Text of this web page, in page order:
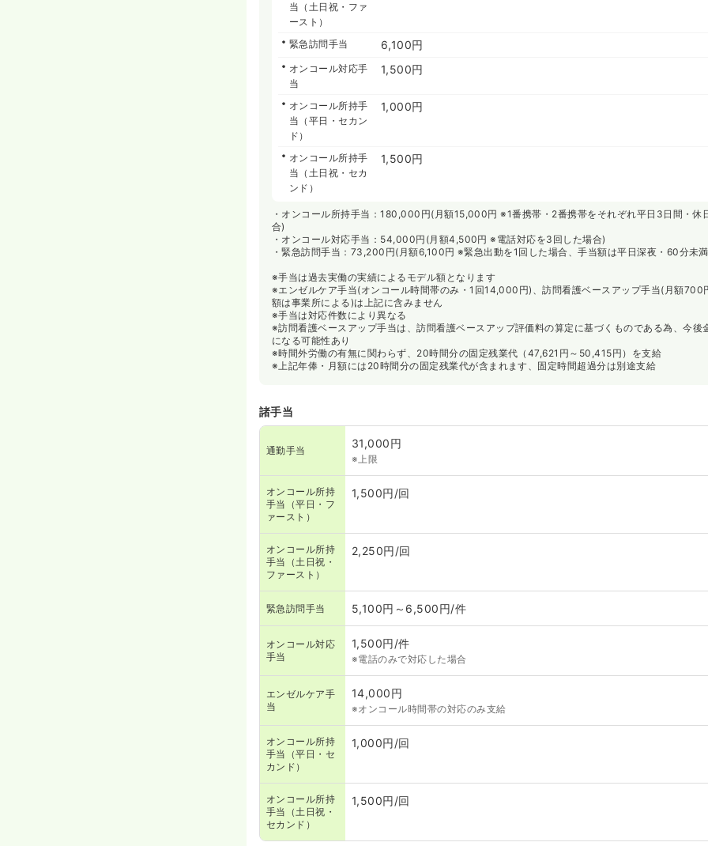
当（土日祝・ファ
ースト）
緊急訪問手当 6,100円
オンコール対応手
当
1,500円
オンコール所持手
当（平日・セカン
ド）
1,000円
オンコール所持手
当（土日祝・セカ
ンド）
1,500円
・オンコール所持手当：180,000円(月額15,000円 ※1番携帯・2番携帯をそれぞれ平日3日間・休
合)
・オンコール対応手当：54,000円(月額4,500円 ※電話対応を3回した場合)
・緊急訪問手当：73,200円(月額6,100円 ※緊急出動を1回した場合、手当額は平日深夜・60分未
※手当は過去実働の実績によるモデル額となります
※エンゼルケア手当(オンコール時間帯のみ・1回14,000円)、訪問看護ベースアップ手当(月額
額は事業所による)は上記に含みません
※手当は対応件数により異なる
※訪問看護ベースアップ手当は、訪問看護ベースアップ評価料の算定に基づくものである為、今後
になる可能性あり
※時間外労働の有無に関わらず、20時間分の固定残業代（47,621円～50,415円）を支給
※上記年俸・月額には20時間分の固定残業代が含まれます、固定時間超過分は別途支給
諸手当
通勤手当
31,000円
※上限
オンコール所持
手当（平日・フ
ァースト）
1,500円/回
オンコール所持
手当（土日祝・
ファースト）
2,250円/回
緊急訪問手当 5,100円～6,500円/件
オンコール対応
手当
1,500円/件
※電話のみで対応した場合
エンゼルケア手
当
14,000円
※オンコール時間帯の対応のみ支給
オンコール所持
手当（平日・セ
カンド）
1,000円/回
オンコール所持
手当（土日祝・
セカンド）
1,500円/回